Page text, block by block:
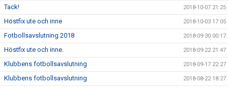
Tack! 2018-10-07 21:25
Höstfix ute och inne 2018-10-03 17:05
Fotbollsavslutning 2018 2018-09-30 00:17
Höstfix ute och inne. 2018-09-22 21:47
Klubbens fotbollsavslutning 2018-09-17 22:27
Klubbens fotbollsavslutning 2018-08-22 18:27